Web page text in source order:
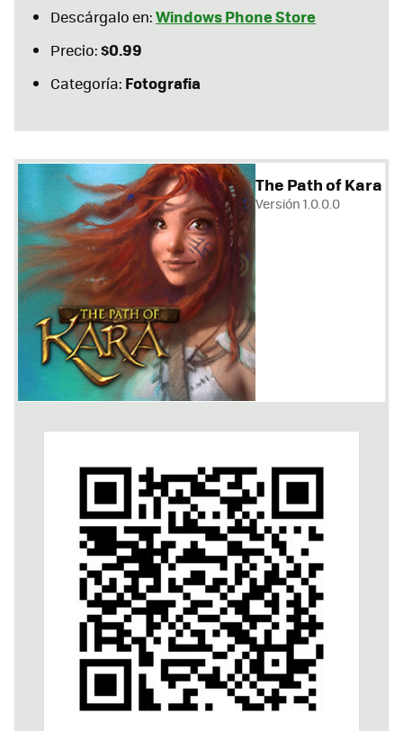
Descárgalo en:Windows Phone Store
Precio:$0.99
Categoría: Fotografia
The Path of Kara
Versión 1.0.0.0